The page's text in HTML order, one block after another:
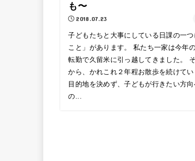
も〜
2018.07.23
子どもたちと大事にしている日課の一つ
こと」があります。 私たち一家は今年
転勤で久留米に引っ越してきました。
から、かれこれ２年程お散歩を続けてい
目的地を決めず、子どもが行きたい方向
の...